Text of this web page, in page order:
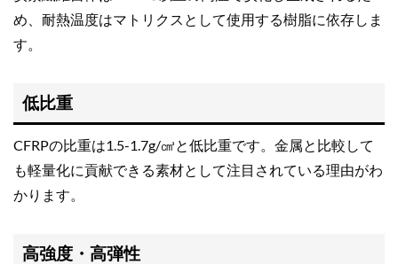
め、耐熱温度はマトリクスとして使用する樹脂に依存しま
す。
低比重
CFRPの比重は1.5-1.7g/㎤と低比重です。金属と比較して
も軽量化に貢献できる素材として注目されている理由がわ
かります。
高強度・高弾性